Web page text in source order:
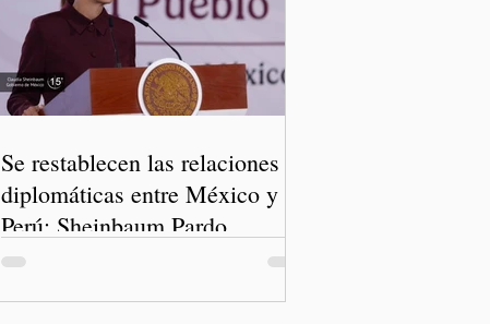
Se restablecen las relaciones
diplomáticas entre México y
Perú: Sheinbaum Pardo